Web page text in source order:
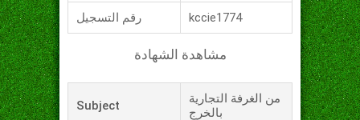
رقم التسجيل kccie1774
مشاهدة الشهادة
Subject
من الغرفة التجارية
بالخرج